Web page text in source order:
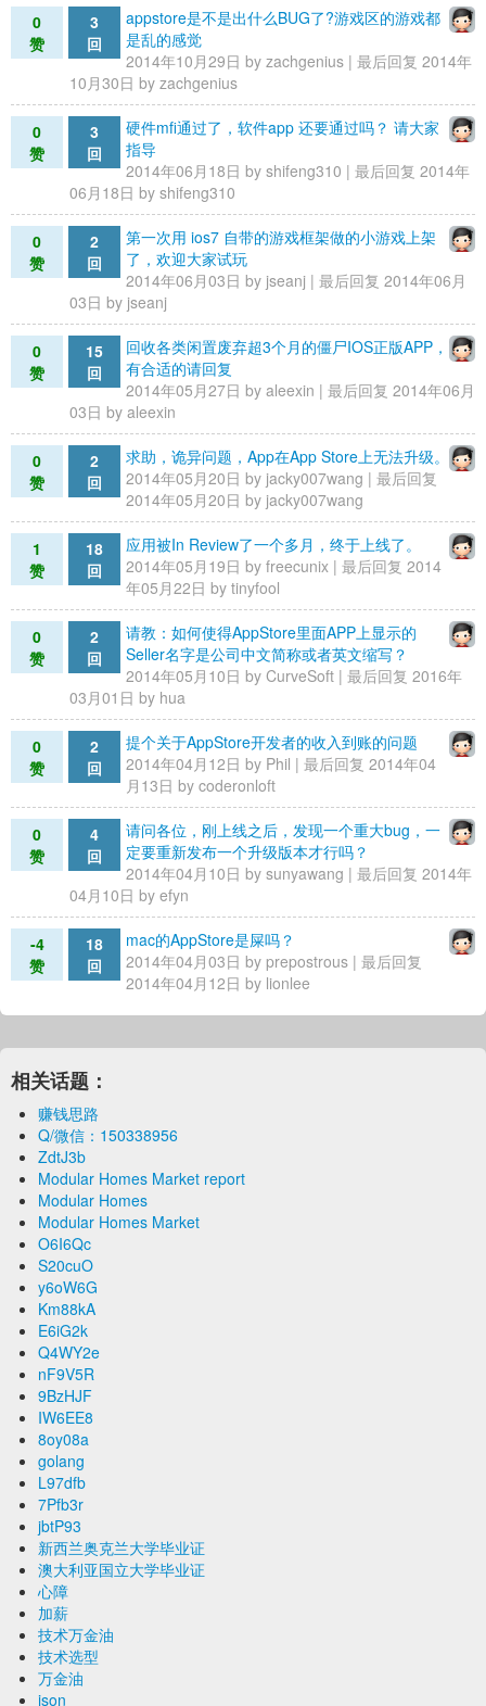
0
赞
3
回
appstore是不是出什么BUG了?游戏区的游戏都
是乱的感觉
2014年10月29日 by zachgenius | 最后回复 2014年
10月30日 by zachgenius
0
赞
3
回
硬件mfi通过了，软件app 还要通过吗？ 请大家
指导
2014年06月18日 by shifeng310 | 最后回复 2014年
06月18日 by shifeng310
0
赞
2
回
第一次用 ios7 自带的游戏框架做的小游戏上架
了，欢迎大家试玩
2014年06月03日 by jseanj | 最后回复 2014年06月
03日 by jseanj
0
赞
15
回
回收各类闲置废弃超3个月的僵尸IOS正版APP，
有合适的请回复
2014年05月27日 by aleexin | 最后回复 2014年06月
03日 by aleexin
0
赞
2
回
求助，诡异问题，App在App Store上无法升级。
2014年05月20日 by jacky007wang | 最后回复
2014年05月20日 by jacky007wang
1
赞
18
回
应用被In Review了一个多月，终于上线了。
2014年05月19日 by freecunix | 最后回复 2014
年05月22日 by tinyfool
0
赞
2
回
请教：如何使得AppStore里面APP上显示的
Seller名字是公司中文简称或者英文缩写？
2014年05月10日 by CurveSoft | 最后回复 2016年
03月01日 by hua
0
赞
2
回
提个关于AppStore开发者的收入到账的问题
2014年04月12日 by Phil | 最后回复 2014年04
月13日 by coderonloft
0
赞
4
回
请问各位，刚上线之后，发现一个重大bug，一
定要重新发布一个升级版本才行吗？
2014年04月10日 by sunyawang | 最后回复 2014年
04月10日 by efyn
-4
赞
18
回
mac的AppStore是屎吗？
2014年04月03日 by prepostrous | 最后回复
2014年04月12日 by lionlee
相关话题：
赚钱思路
Q/微信：150338956
ZdtJ3b
Modular Homes Market report
Modular Homes
Modular Homes Market
O6I6Qc
S20cuO
y6oW6G
Km88kA
E6iG2k
Q4WY2e
nF9V5R
9BzHJF
IW6EE8
8oy08a
golang
L97dfb
7Pfb3r
jbtP93
新西兰奥克兰大学毕业证
澳大利亚国立大学毕业证
心障
加薪
技术万金油
技术选型
万金油
json